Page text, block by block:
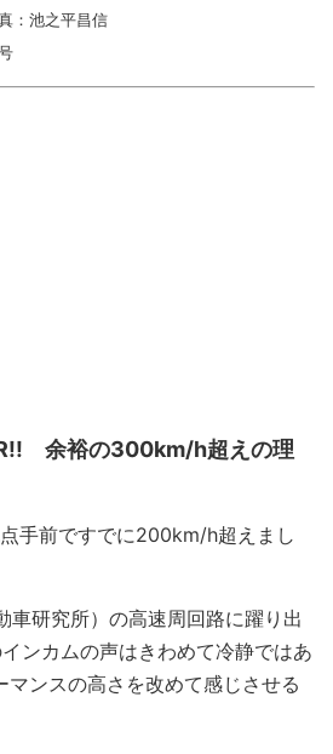
：池之平昌信
余裕の300km/h超えの理
手前ですでに200km/h超えまし
車研究所）の高速周回路に躍り出
ンカムの声はきわめて冷静ではあ
マンスの高さを改めて感じさせる